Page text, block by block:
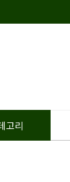
고리